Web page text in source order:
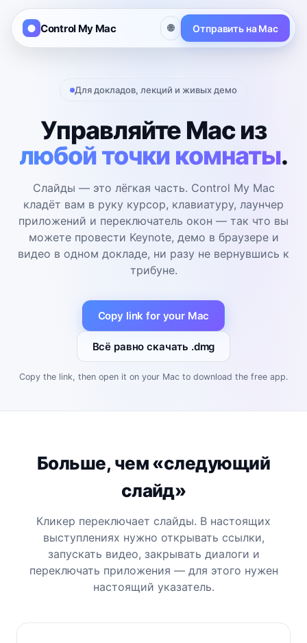
Control My Mac 🌐 Отправить на Mac
Для докладов, лекций и живых демо
Управляйте Mac из
любой точки комнаты.
Слайды — это лёгкая часть. Control My Mac
кладёт вам в руку курсор, клавиатуру, лаунчер
приложений и переключатель окон — так что вы
можете провести Keynote, демо в браузере и
видео в одном докладе, ни разу не вернувшись к
трибуне.
Copy link for your Mac
Всё равно скачать .dmg
Copy the link, then open it on your Mac to download the free app.
Больше, чем «следующий
слайд»
Кликер переключает слайды. В настоящих
выступлениях нужно открывать ссылки,
запускать видео, закрывать диалоги и
переключать приложения — для этого нужен
настоящий указатель.